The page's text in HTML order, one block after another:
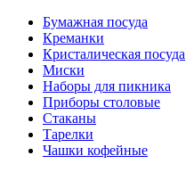
Бумажная посуда
Креманки
Кристалическая посуда
Миски
Наборы для пикника
Приборы столовые
Стаканы
Тарелки
Чашки кофейные